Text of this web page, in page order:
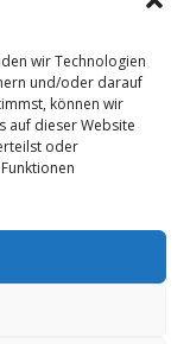
wir Technologien
und/oder darauf
können wir
auf dieser Website
oder